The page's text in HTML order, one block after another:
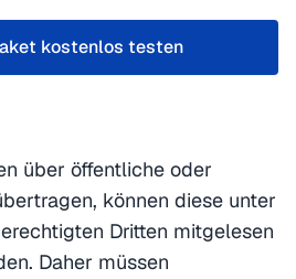
kostenlos testen
über öffentliche oder
können diese unter
Dritten mitgelesen
Daher müssen